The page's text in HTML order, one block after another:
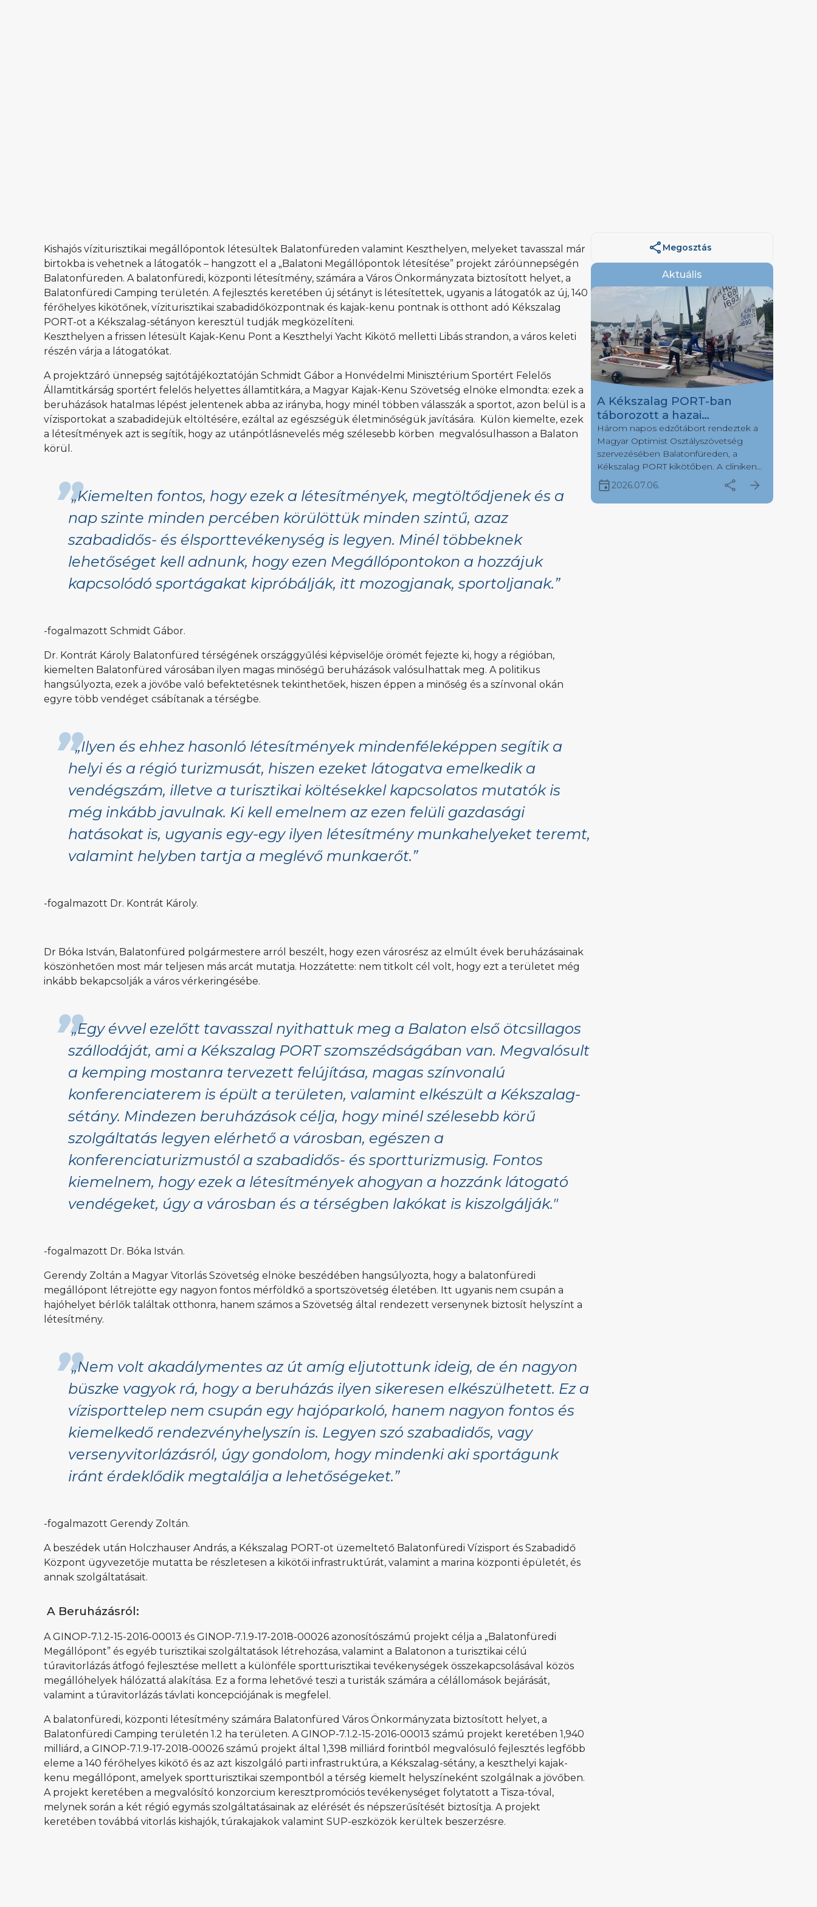
Kishajós víziturisztikai megállópontok létesültek Balatonfüreden valamint Keszthelyen, melyeket tavasszal már
birtokba is vehetnek a látogatók – hangzott el a „Balatoni Megállópontok létesítése” projekt záróünnepségén
Balatonfüreden. A balatonfüredi, központi létesítmény, számára a Város Önkormányzata biztosított helyet, a
Balatonfüredi Camping területén. A fejlesztés keretében új sétányt is létesítettek, ugyanis a látogatók az új, 140
férőhelyes kikötőnek, víziturisztikai szabadidőközpontnak és kajak-kenu pontnak is otthont adó Kékszalag
PORT-ot a Kékszalag-sétányon keresztül tudják megközelíteni.
Keszthelyen a frissen létesült Kajak-Kenu Pont a Keszthelyi Yacht Kikötő melletti Libás strandon, a város keleti
részén várja a látogatókat.
A projektzáró ünnepség sajtótájékoztatóján Schmidt Gábor a Honvédelmi Minisztérium Sportért Felelős
Államtitkárság sportért felelős helyettes államtitkára, a Magyar Kajak-Kenu Szövetség elnöke elmondta: ezek a
beruházások hatalmas lépést jelentenek abba az irányba, hogy minél többen válasszák a sportot, azon belül is a
vízisportokat a szabadidejük eltöltésére, ezáltal az egészségük életminőségük javítására. Külön kiemelte, ezek
a létesítmények azt is segítik, hogy az utánpótlásnevelés még szélesebb körben megvalósulhasson a Balaton
körül.
„Kiemelten fontos, hogy ezek a létesítmények, megtöltődjenek és a
nap szinte minden percében körülöttük minden szintű, azaz
szabadidős- és élsporttevékenység is legyen. Minél többeknek
lehetőséget kell adnunk, hogy ezen Megállópontokon a hozzájuk
kapcsolódó sportágakat kipróbálják, itt mozogjanak, sportoljanak.”
-fogalmazott Schmidt Gábor.
Dr. Kontrát Károly Balatonfüred térségének országgyűlési képviselője örömét fejezte ki, hogy a régióban,
kiemelten Balatonfüred városában ilyen magas minőségű beruházások valósulhattak meg. A politikus
hangsúlyozta, ezek a jövőbe való befektetésnek tekinthetőek, hiszen éppen a minőség és a színvonal okán
egyre több vendéget csábítanak a térségbe.
„Ilyen és ehhez hasonló létesítmények mindenféleképpen segítik a
helyi és a régió turizmusát, hiszen ezeket látogatva emelkedik a
vendégszám, illetve a turisztikai költésekkel kapcsolatos mutatók is
még inkább javulnak. Ki kell emelnem az ezen felüli gazdasági
hatásokat is, ugyanis egy-egy ilyen létesítmény munkahelyeket teremt,
valamint helyben tartja a meglévő munkaerőt.”
-fogalmazott Dr. Kontrát Károly.
Dr Bóka István, Balatonfüred polgármestere arról beszélt, hogy ezen városrész az elmúlt évek beruházásainak
köszönhetően most már teljesen más arcát mutatja. Hozzátette: nem titkolt cél volt, hogy ezt a területet még
inkább bekapcsolják a város vérkeringésébe.
„Egy évvel ezelőtt tavasszal nyithattuk meg a Balaton első ötcsillagos
szállodáját, ami a Kékszalag PORT szomszédságában van. Megvalósult
a kemping mostanra tervezett felújítása, magas színvonalú
konferenciaterem is épült a területen, valamint elkészült a Kékszalag-
sétány. Mindezen beruházások célja, hogy minél szélesebb körű
szolgáltatás legyen elérhető a városban, egészen a
konferenciaturizmustól a szabadidős- és sportturizmusig. Fontos
kiemelnem, hogy ezek a létesítmények ahogyan a hozzánk látogató
vendégeket, úgy a városban és a térségben lakókat is kiszolgálják."
-fogalmazott Dr. Bóka István.
Gerendy Zoltán a Magyar Vitorlás Szövetség elnöke beszédében hangsúlyozta, hogy a balatonfüredi
megállópont létrejötte egy nagyon fontos mérföldkő a sportszövetség életében. Itt ugyanis nem csupán a
hajóhelyet bérlők találtak otthonra, hanem számos a Szövetség által rendezett versenynek biztosít helyszínt a
létesítmény.
„Nem volt akadálymentes az út amíg eljutottunk ideig, de én nagyon
büszke vagyok rá, hogy a beruházás ilyen sikeresen elkészülhetett. Ez a
vízisporttelep nem csupán egy hajóparkoló, hanem nagyon fontos és
kiemelkedő rendezvényhelyszín is. Legyen szó szabadidős, vagy
versenyvitorlázásról, úgy gondolom, hogy mindenki aki sportágunk
iránt érdeklődik megtalálja a lehetőségeket.”
-fogalmazott Gerendy Zoltán.
A beszédek után Holczhauser András, a Kékszalag PORT-ot üzemeltető Balatonfüredi Vízisport és Szabadidő
Központ ügyvezetője mutatta be részletesen a kikötői infrastruktúrát, valamint a marina központi épületét, és
annak szolgáltatásait.
A Beruházásról:
A GINOP-7.1.2-15-2016-00013 és GINOP-7.1.9-17-2018-00026 azonosítószámú projekt célja a „Balatonfüredi
Megállópont” és egyéb turisztikai szolgáltatások létrehozása, valamint a Balatonon a turisztikai célú
túravitorlázás átfogó fejlesztése mellett a különféle sportturisztikai tevékenységek összekapcsolásával közös
megállóhelyek hálózattá alakítása. Ez a forma lehetővé teszi a turisták számára a célállomások bejárását,
valamint a túravitorlázás távlati koncepciójának is megfelel.
A balatonfüredi, központi létesítmény számára Balatonfüred Város Önkormányzata biztosított helyet, a
Balatonfüredi Camping területén 1.2 ha területen. A GINOP-7.1.2-15-2016-00013 számú projekt keretében 1,940
milliárd, a GINOP-7.1.9-17-2018-00026 számú projekt által 1,398 milliárd forintból megvalósuló fejlesztés legfőbb
eleme a 140 férőhelyes kikötő és az azt kiszolgáló parti infrastruktúra, a Kékszalag-sétány, a keszthelyi kajak-
kenu megállópont, amelyek sportturisztikai szempontból a térség kiemelt helyszíneként szolgálnak a jövőben.
A projekt keretében a megvalósító konzorcium keresztpromóciós tevékenységet folytatott a Tisza-tóval,
melynek során a két régió egymás szolgáltatásainak az elérését és népszerűsítését biztosítja. A projekt
keretében továbbá vitorlás kishajók, túrakajakok valamint SUP-eszközök kerültek beszerzésre.
share Megosztás
Aktuális
A Kékszalag PORT-ban
táborozott a hazai
Optimistes mezőny egy
része
Három napos edzőtábort rendeztek a
Magyar Optimist Osztályszövetség
szervezésében Balatonfüreden, a
Kékszalag PORT kikötőben. A cliniken
több, mint negyven fiatal versenyző
érkezett hét különböző vitorlásklubból.
Július első hetén a Kékszalag Port
event2026.07.06. share arrow_forward